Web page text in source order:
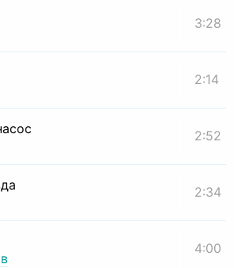
3:28
2:14
2:52
2:34
4:00